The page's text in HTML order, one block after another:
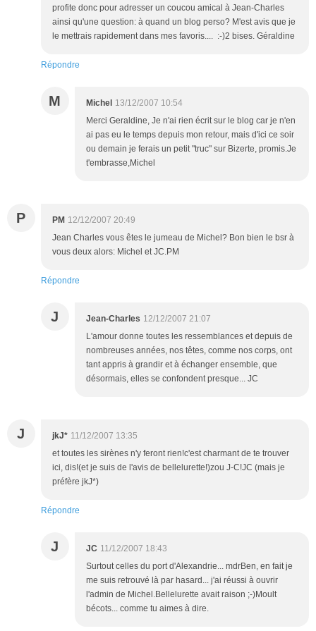
profite donc pour adresser un coucou amical à Jean-Charles
ainsi qu'une question: à quand un blog perso? M'est avis que je
le mettrais rapidement dans mes favoris.... :-)2 bises. Géraldine
Répondre
M Michel 13/12/2007 10:54
Merci Geraldine, Je n'ai rien écrit sur le blog car je n'en
ai pas eu le temps depuis mon retour, mais d'ici ce soir
ou demain je ferais un petit "truc" sur Bizerte, promis.Je
t'embrasse,Michel
P PM 12/12/2007 20:49
Jean Charles vous êtes le jumeau de Michel? Bon bien le bsr à
vous deux alors: Michel et JC.PM
Répondre
J Jean-Charles 12/12/2007 21:07
L'amour donne toutes les ressemblances et depuis de
nombreuses années, nos têtes, comme nos corps, ont
tant appris à grandir et à échanger ensemble, que
désormais, elles se confondent presque... JC
J jkJ* 11/12/2007 13:35
et toutes les sirènes n'y feront rien!c'est charmant de te trouver
ici, dis!(et je suis de l'avis de bellelurette!)zou J-C!JC (mais je
préfère jkJ*)
Répondre
J JC 11/12/2007 18:43
Surtout celles du port d'Alexandrie... mdrBen, en fait je
me suis retrouvé là par hasard... j'ai réussi à ouvrir
l'admin de Michel.Bellelurette avait raison ;-)Moult
bécots... comme tu aimes à dire.